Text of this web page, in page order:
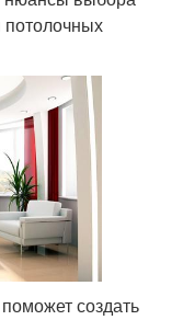
потолочных
создать